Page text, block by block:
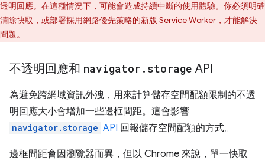
透明回應。在這種情況下，可能會造成持續中斷的使用體驗。你必須明確
清除快取 ，或部署採用網路優先策略的新版 Service Worker，才能解決
問題。
不透明回應和 navigator . storage API
為避免跨網域資訊外洩，用來計算儲存空間配額限制的不透
明回應大小會增加一些邊框間距。這會影響
navigator.storage API 回報儲存空間配額的方式。
邊框間距會因瀏覽器而異，但以 Chrome 來說，單一快取